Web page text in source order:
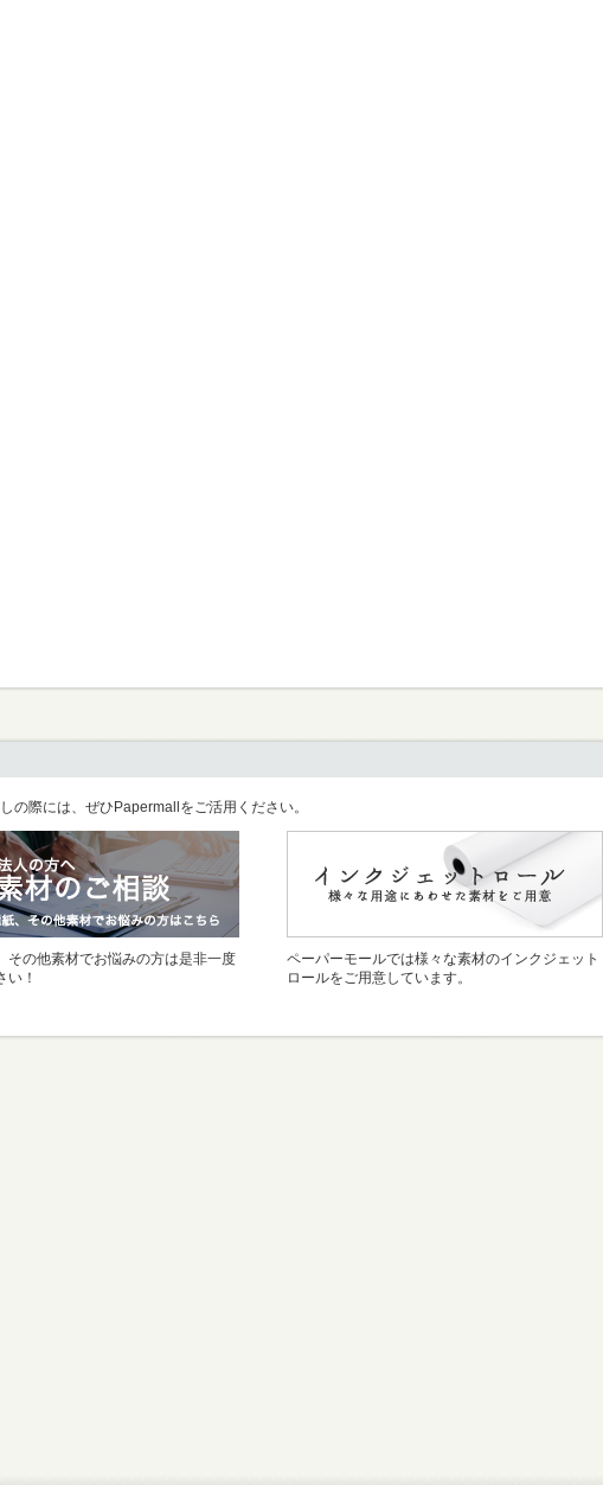
しの際には、ぜひPapermallをご活用ください。
その他素材でお悩みの方は是非一度
い！
ペーパーモールでは様々な素材のインクジェット
ロールをご用意しています。